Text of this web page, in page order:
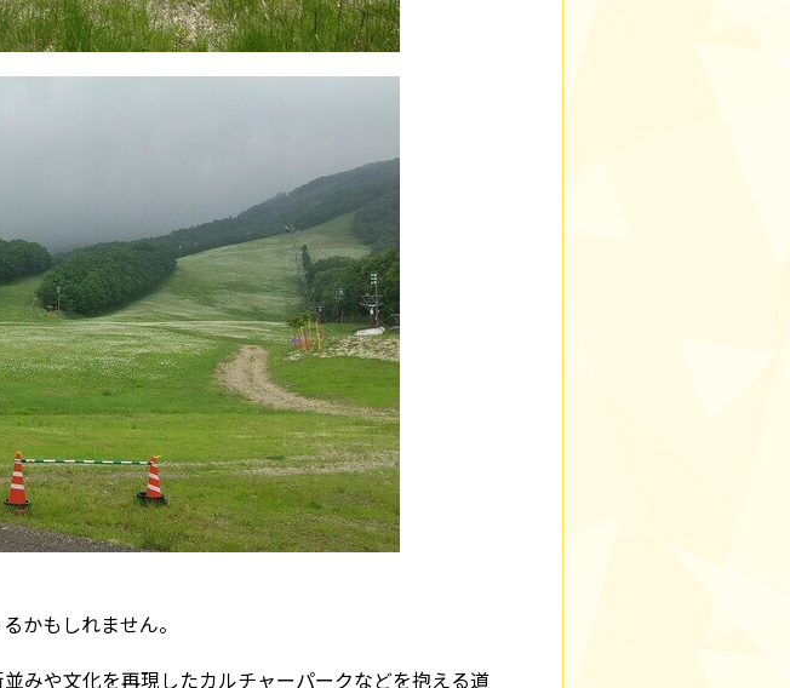
かもしれません。
みや文化を再現したカルチャーパークなどを抱える道